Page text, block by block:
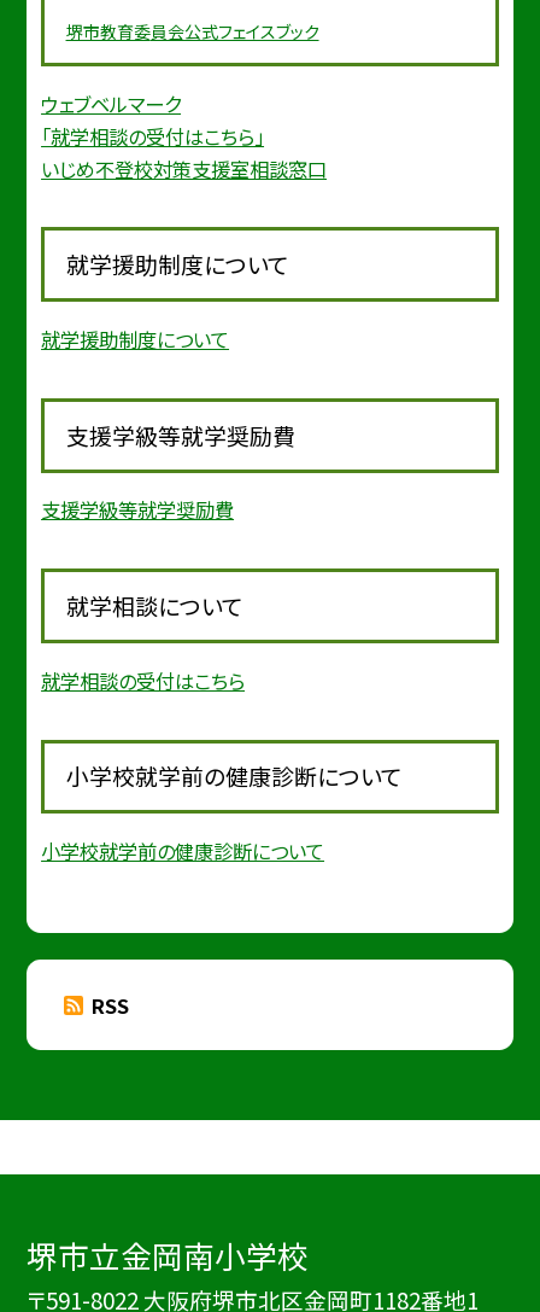
堺市教育委員会公式フェイスブック
ウェブベルマーク
「就学相談の受付はこちら」
いじめ不登校対策支援室相談窓口
就学援助制度について
就学援助制度について
支援学級等就学奨励費
支援学級等就学奨励費
就学相談について
就学相談の受付はこちら
小学校就学前の健康診断について
小学校就学前の健康診断について
RSS
堺市立金岡南小学校
〒591-8022 大阪府堺市北区金岡町1182番地1